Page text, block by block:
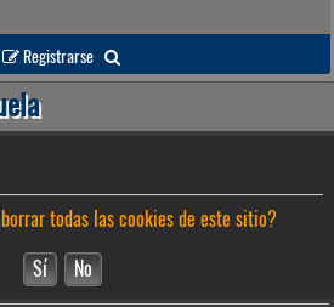
Registrarse
u
a
r
todas las cookies de este sitio?